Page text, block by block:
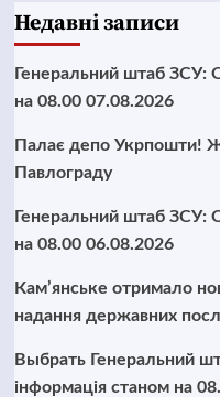
Недавні записи
Генеральний штаб ЗСУ:
на 08.00 07.08.2026
Палає депо Укрпошти!
Павлограду
Генеральний штаб ЗСУ:
на 08.00 06.08.2026
Кам’янське отримало
надання державних
Выбрать Генеральний
інформація станом на